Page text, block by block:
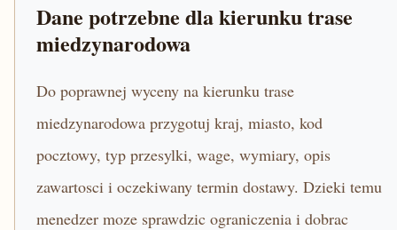
Dane potrzebne dla kierunku trase
miedzynarodowa
Do poprawnej wyceny na kierunku trase
miedzynarodowa przygotuj kraj, miasto, kod
pocztowy, typ przesylki, wage, wymiary, opis
zawartosci i oczekiwany termin dostawy. Dzieki temu
menedzer moze sprawdzic ograniczenia i dobrac